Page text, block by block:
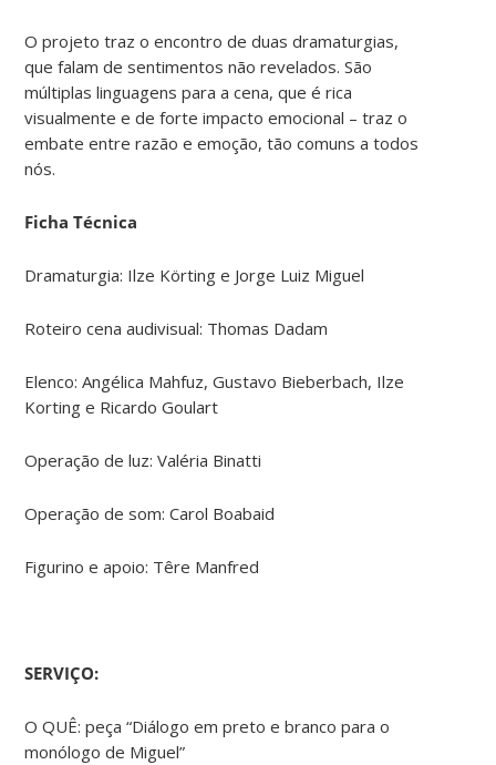
O projeto traz o encontro de duas dramaturgias,
que falam de sentimentos não revelados. São
múltiplas linguagens para a cena, que é rica
visualmente e de forte impacto emocional – traz o
embate entre razão e emoção, tão comuns a todos
nós.
Ficha Técnica
Dramaturgia: Ilze Körting e Jorge Luiz Miguel
Roteiro cena audivisual: Thomas Dadam
Elenco: Angélica Mahfuz, Gustavo Bieberbach, Ilze
Korting e Ricardo Goulart
Operação de luz: Valéria Binatti
Operação de som: Carol Boabaid
Figurino e apoio: Têre Manfred
SERVIÇO:
O QUÊ: peça “Diálogo em preto e branco para o
monólogo de Miguel”